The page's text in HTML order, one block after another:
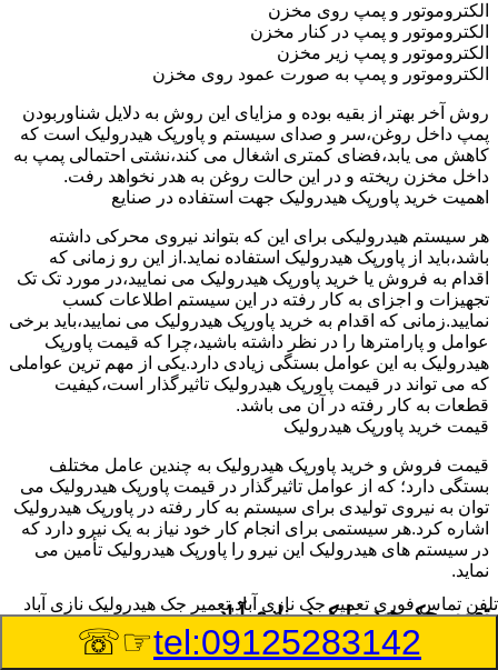
الکتروموتور و پمپ روی مخزن
الکتروموتور و پمپ در کنار مخزن
الکتروموتور و پمپ زیر مخزن
الکتروموتور و پمپ به صورت عمود روی مخزن
روش آخر بهتر از بقیه بوده و مزایای این روش به دلایل شناوربودن
پمپ داخل روغن،سر و صدای سیستم و پاورپک هیدرولیک است که
کاهش می یابد،فضای کمتری اشغال می کند،نشتی احتمالی پمپ به
داخل مخزن ریخته و در این حالت روغن به هدر نخواهد رفت.
اهمیت خرید پاورپک هیدرولیک جهت استفاده در صنایع
هر سیستم هیدرولیکی برای این که بتواند نیروی محرکی داشته
باشد،باید از پاورپک هیدرولیک استفاده نماید.از این رو زمانی که
اقدام به فروش یا خرید پاورپک هیدرولیک می نمایید،در مورد تک تک
تجهیزات و اجزای به کار رفته در این سیستم اطلاعات کسب
نمایید.زمانی که اقدام به خرید پاورپک هیدرولیک می نمایید،باید برخی
عوامل و پارامترها را در نظر داشته باشید،چرا که قیمت پاورپک
هیدرولیک به این عوامل بستگی زیادی دارد.یکی از مهم ترین عواملی
که می تواند در قیمت پاورپک هیدرولیک تاثیرگذار است،کیفیت
قطعات به کار رفته در آن می باشد.
قیمت خرید پاورپک هیدرولیک
قیمت فروش و خرید پاورپک هیدرولیک به چندین عامل مختلف
بستگی دارد؛ که از عوامل تاثیرگذار در قیمت پاورپک هیدرولیک می
توان به نیروی تولیدی برای سیستم به کار رفته در پاورپک هیدرولیک
اشاره کرد.هر سیستمی برای انجام کار خود نیاز به یک نیرو دارد که
در سیستم های هیدرولیک این نیرو را پاورپک هیدرولیک تأمین می
نماید.
تعمیر جک هیدرولیک در نازی آباد
وسیله‎ای که با عملکرد خود موجب بلند شدن اهرم و یا وزن سنگین
تلفن تماس فوری تعمیر جک نازی آباد,تعمیر جک هیدرولیک نازی آباد
tel:09125283142
☞☏